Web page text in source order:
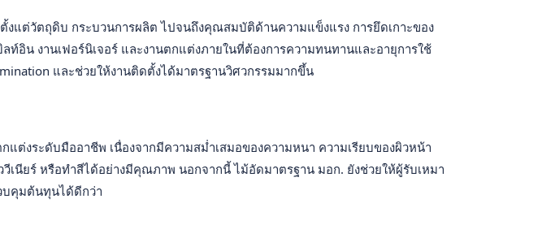
แต่วัตถุดิบ กระบวนการผลิต ไปจนถึงคุณสมบัติด้านความแข็งแรง การยึดเกาะของ
อิน งานเฟอร์นิเจอร์ และงานตกแต่งภายในที่ต้องการความทนทานและอายุการใช้
และช่วยให้งานติดตั้งได้มาตรฐานวิศวกรรมมากขึ้น
ต่งระดับมืออาชีพ เนื่องจากมีความสม่ำเสมอของความหนา ความเรียบของผิวหน้า
นียร์ หรือทำสีได้อย่างมีคุณภาพ นอกจากนี้ ไม้อัดมาตรฐาน มอก. ยังช่วยให้ผู้รับเหมา
บคุมต้นทุนได้ดีกว่า